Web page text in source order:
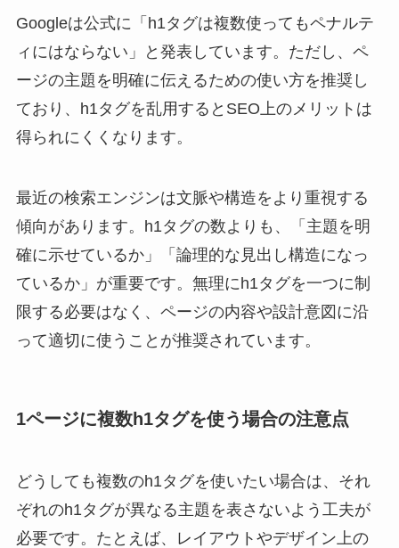
Googleは公式に「h1タグは複数使ってもペナルテ
ィにはならない」と発表しています。ただし、ペ
ージの主題を明確に伝えるための使い方を推奨し
ており、h1タグを乱用するとSEO上のメリットは
得られにくくなります。
最近の検索エンジンは文脈や構造をより重視する
傾向があります。h1タグの数よりも、「主題を明
確に示せているか」「論理的な見出し構造になっ
ているか」が重要です。無理にh1タグを一つに制
限する必要はなく、ページの内容や設計意図に沿
って適切に使うことが推奨されています。
1ページに複数h1タグを使う場合の注意点
どうしても複数のh1タグを使いたい場合は、それ
ぞれのh1タグが異なる主題を表さないよう工夫が
必要です。たとえば、レイアウトやデザイン上の